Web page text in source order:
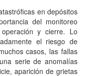
en depósitos
del monitoreo
y cierre. Lo
el riesgo de
casos, las fallas
serie de anomalías
aparición de grietas